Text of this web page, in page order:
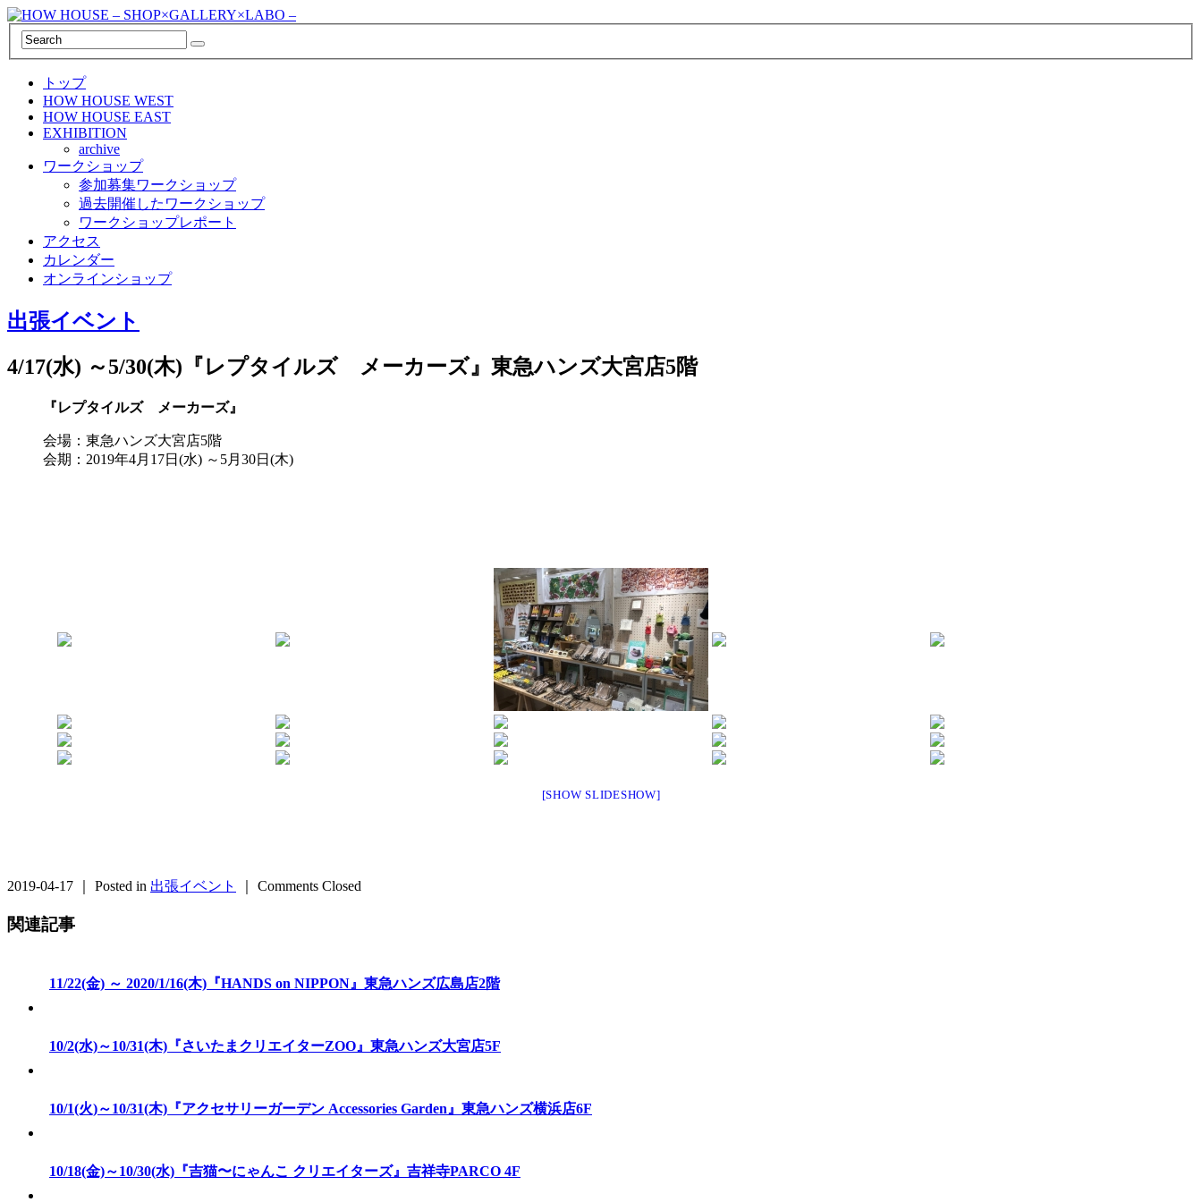
トップ
HOW HOUSE WEST
HOW HOUSE EAST
EXHIBITION
archive
ワークショップ
参加募集ワークショップ
過去開催したワークショップ
ワークショップレポート
アクセス
カレンダー
オンラインショップ
出張イベント
4/17(水) ～5/30(木)『レプタイルズ メーカーズ』東急ハンズ大宮店5階
『レプタイルズ メーカーズ』
会場：東急ハンズ大宮店5階
会期：2019年4月17日(水) ～5月30日(木)
[SHOW SLIDESHOW]
2019-04-17 ｜ Posted in 出張イベント Comments Closed
関連記事
11/22(金) ～ 2020/1/16(木)『HANDS on NIPPON』東急ハンズ広島店2階
10/2(水)～10/31(木)『さいたまクリエイターZOO』東急ハンズ大宮店5F
10/1(火)～10/31(木)『アクセサリーガーデン Accessories Garden』東急ハンズ横浜店6F
10/18(金)～10/30(水)『吉猫〜にゃんこ クリエイターズ』吉祥寺PARCO 4F